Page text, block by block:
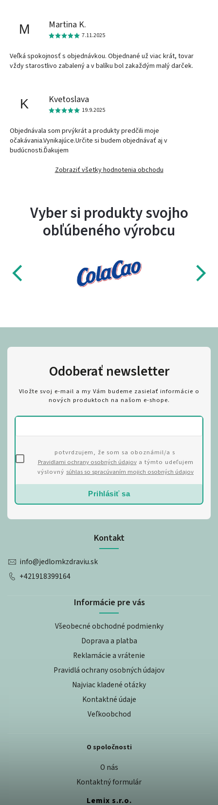
M Martina K.
7.11.2025
Veľká spokojnosť s objednávkou. Objednané už viac krát, tovar
vždy starostlivo zabalený a v balíku bol zakaždým malý darček.
K Kvetoslava
19.9.2025
Objednávala som prvýkrát a produkty predčili moje
očakávania.Vynikajúce.Určite si budem objednávať aj v
budúcnosti.Ďakujem
Zobraziť všetky hodnotenia obchodu
Vyber si produkty svojho
obľúbeného výrobcu
Kontakt
info@jedlomkzdraviu.sk
+421918399164
Informácie pre vás
Všeobecné obchodné podmienky
Doprava a platba
Reklamácie a vrátenie
Pravidlá ochrany osobných údajov
Najviac kladené otázky
Kontaktné údaje
Veľkoobchod
O spoločnosti
O nás
Kontaktný formulár
Lemix s.r.o.
Odoberať newsletter
Vložte svoj e-mail a my Vám budeme zasielať informácie o
nových produktoch na našom e-shope.
potvrdzujem, že som sa oboznámil/a s
Pravidlami ochrany osobných údajova týmto udeľujem
výslovný súhlas so spracúvaním mojich osobných údajov
Prihlásiť sa